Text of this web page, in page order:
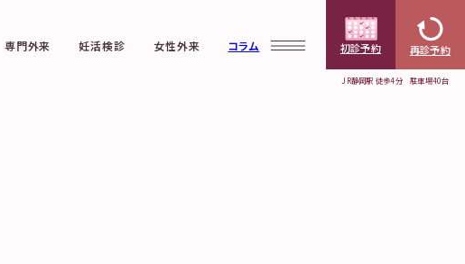
専門外来 妊活検診 女性外来 コラム 初診予約 再診予約
JR静岡駅 徒歩4分 駐車場40台